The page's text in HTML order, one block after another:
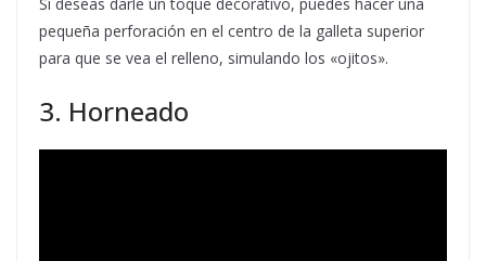
Si deseas darle un toque decorativo, puedes hacer una
pequeña perforación en el centro de la galleta superior
para que se vea el relleno, simulando los «ojitos».
3. Horneado